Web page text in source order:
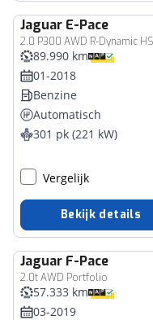
Jaguar E-Pace
2.0 P300 AWD R-Dynamic
89.990 km
01-2018
Benzine
Automatisch
301 pk (221 kW)
Vergelijk
Bekijk details
Jaguar F-Pace
2.0t AWD Portfolio
57.333 km
03-2019